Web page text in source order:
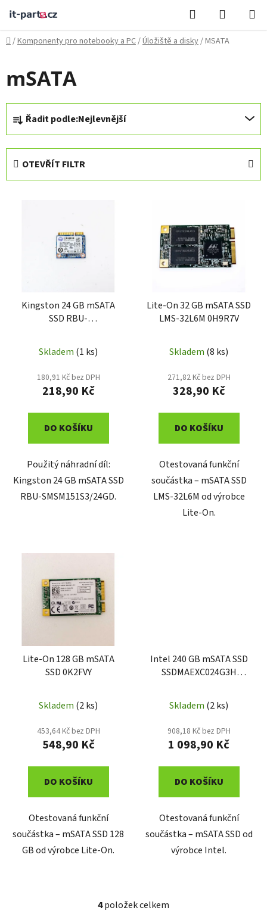
obsah
Hledat
KOŠÍK
Domů
/Komponenty pro notebooky a PC/Úložiště a disky/MSATA
mSATA
Ř
a
z
n
í
Řadit podle:Nejlevnější
OTEVŘÍT FILTR
Kingston 24 GB mSATA
SSD RBU-
Skladem (1 ks)
180,91 Kč bez DPH
218,90 Kč
DO KOŠÍKU
Použitý náhradní díl:
Kingston 24 GB mSATA SSD
RBU-SMSM151S3/24GD.
Lite-On 32 GB mSATA SSD
LMS-32L6M 0H9R7V
Skladem (8 ks)
271,82 Kč bez DPH
328,90 Kč
DO KOŠÍKU
Otestovaná funkční
součástka – mSATA SSD
LMS-32L6M od výrobce
Lite-On.
Lite-On 128 GB mSATA
SSD 0K2FVY
Skladem (2 ks)
453,64 Kč bez DPH
548,90 Kč
DO KOŠÍKU
Otestovaná funkční
součástka – mSATA SSD 128
GB od výrobce Lite-On.
Intel 240 GB mSATA SSD
SSDMAEXC024G3H
Skladem (2 ks)
908,18 Kč bez DPH
1 098,90 Kč
DO KOŠÍKU
Otestovaná funkční
součástka – mSATA SSD od
výrobce Intel.
O
4položek celkem